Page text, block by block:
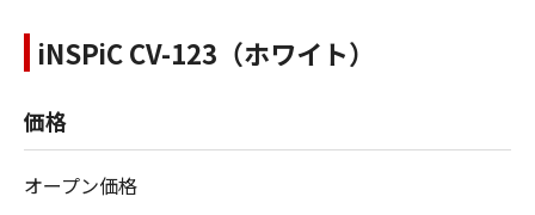
iNSPiC CV-123（ホワイト）
価格
オープン価格